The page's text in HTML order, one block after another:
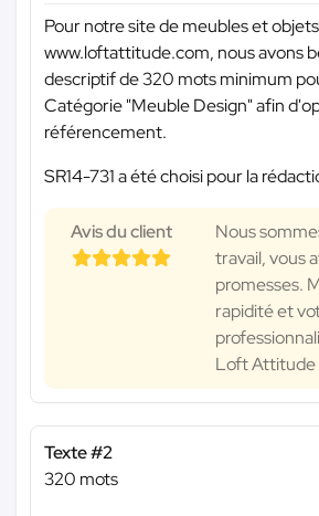
Pour notre site de meubles et
www.loftattitude.com, nous avons
descriptif de 320 mots minimum
Catégorie "Meuble Design" afin
référencement.
SR14-731 a été choisi pour la
Avis du client
Nous
travail, vous
promesses.
rapidité et
Loft Attitude
Texte #2
320 mots